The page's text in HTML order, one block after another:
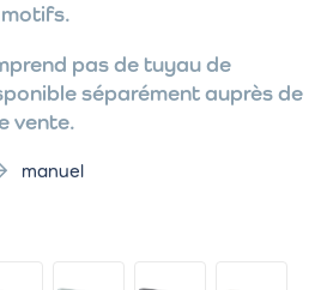
pas de tuyau de
séparément auprès de
vente.
manuel